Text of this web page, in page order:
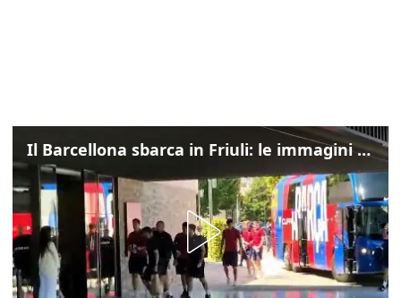
Il Barcellona sbarca in Friuli: le immagini dell'arrivo in albergo